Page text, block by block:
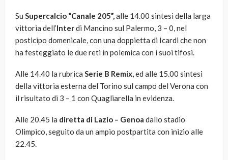
Su Supercalcio “Canale 205”,alle 14.00 sintesi della larga
vittoria dell’Interdi Mancino sul Palermo, 3 – 0, nel
posticipo domenicale, con una doppietta di Icardi che non
ha festeggiato le due reti in polemica con i suoi tifosi.
Alle 14.40 la rubrica Serie B Remix,ed alle 15.00 sintesi
della vittoria esterna del Torino sul campo del Verona con
il risultato di 3 – 1 con Quagliarella in evidenza.
Alle 20.45 la diretta di Lazio – Genoa dallo stadio
Olimpico, seguito da un ampio postpartita con inizio alle
22.45.